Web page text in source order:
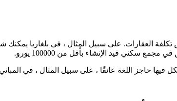
العقارات. على سبيل المثال ، في بلغاريا
سكني قيد الإنشاء بأقل من 100000 يورو.
حاجز اللغة عائقًا ، على سبيل المثال ، في